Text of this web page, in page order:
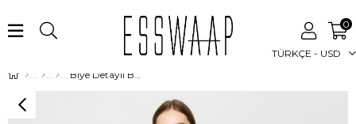
TÜRKÇE - USD
0
Biye Detaylı Bluz Ceket Pantolon Takım Pudra